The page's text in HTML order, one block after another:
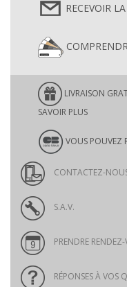
RECEVOIR
LIVRAISON
SAVOIR PLUS
VOUS POUVEZ
CONTACTEZ-
S.A.V.
PRENDRE
RÉPONSES À VOS